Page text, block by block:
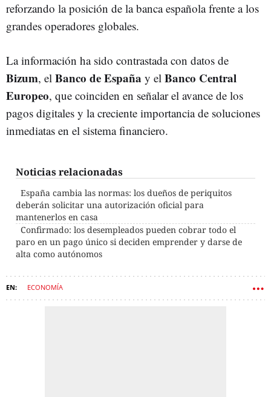
reforzando la posición de la banca española frente a los
grandes operadores globales.
La información ha sido contrastada con datos de
Bizum, el Banco de España y el Banco Central
Europeo, que coinciden en señalar el avance de los
pagos digitales y la creciente importancia de soluciones
inmediatas en el sistema financiero.
Noticias relacionadas
España cambia las normas: los dueños de periquitos
deberán solicitar una autorización oficial para
mantenerlos en casa
Confirmado: los desempleados pueden cobrar todo el
paro en un pago único si deciden emprender y darse de
alta como autónomos
ECONOMÍA